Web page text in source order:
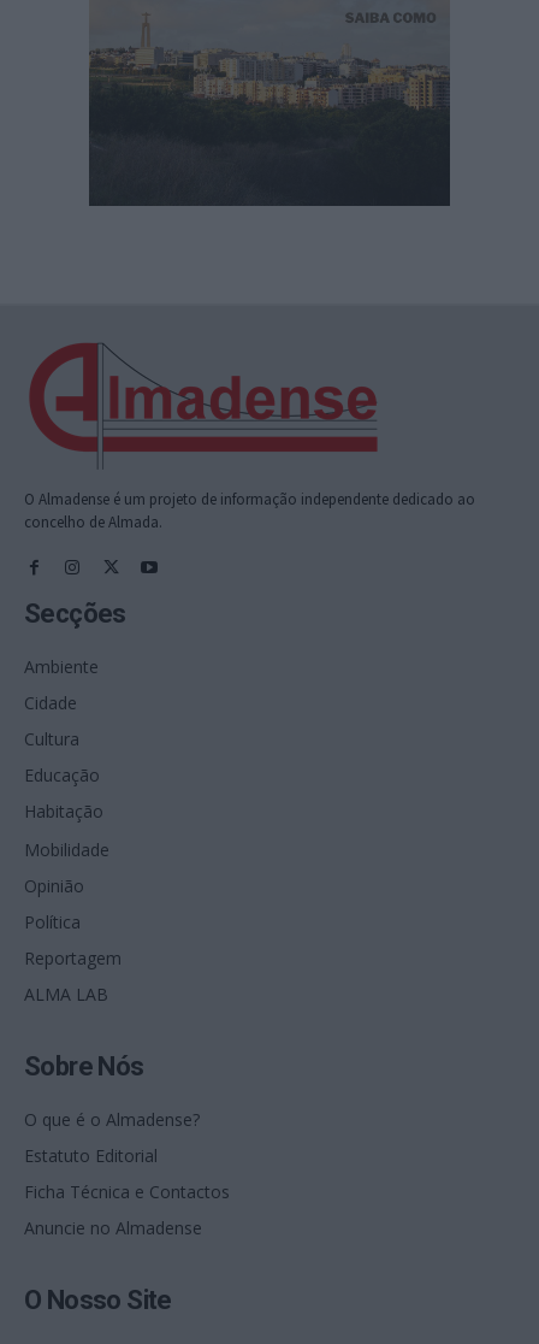
O Almadense é um projeto de informação independente dedicado ao
concelho de Almada.
Secções
Ambiente
Cidade
Cultura
Educação
Habitação
Mobilidade
Opinião
Política
Reportagem
ALMA LAB
Sobre Nós
O que é o Almadense?
Estatuto Editorial
Ficha Técnica e Contactos
Anuncie no Almadense
O Nosso Site